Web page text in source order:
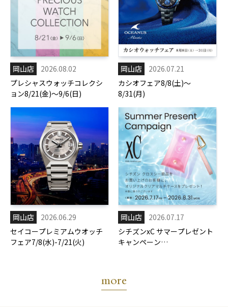
岡山店
2026.08.02
プレシャスウォッチコレクシ
ョン8/21(金)～9/6(日)
岡山店
2026.07.21
カシオフェア8/8(土)～
8/31(月)
岡山店
2026.06.29
セイコープレミアムウオッチ
フェア7/8(水)-7/21(火)
岡山店
2026.07.17
シチズンxC サマープレゼント
キャンペーン
more